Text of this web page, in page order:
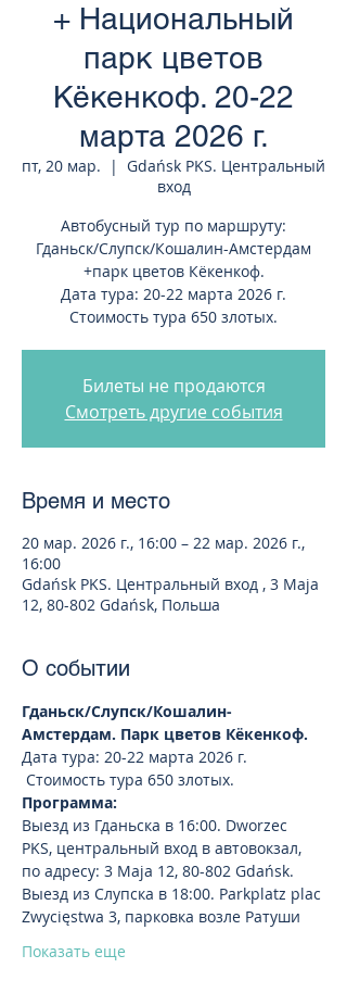
+ Национальный
парк цветов
Кёкенкоф. 20-22
марта 2026 г.
пт, 20 мар.
  |
Gdańsk PKS. Центральный
вход
Автобусный тур по маршруту:
Гданьск/Слупск/Кошалин-Амстердам
+парк цветов Кёкенкоф.
Дата тура: 20-22 марта 2026 г.
Стоимость тура 650 злотых.
Билеты не продаются
Смотреть другие события
Время и место
20 мар. 2026 г., 16:00 – 22 мар. 2026 г.,
16:00
Gdańsk PKS. Центральный вход , 3 Maja
12, 80-802 Gdańsk, Польша
О событии
Гданьск/Слупск/Кошалин-
Амстердам. Парк цветов Кёкенкоф.
Дата тура: 20-22 марта 2026 г.
Стоимость тура 650 злотых.
Программа:
Выезд из Гданьска в 16:00. Dworzec
PKS, центральный вход в автовокзал,
по адресу: 3 Maja 12, 80-802 Gdańsk.
Выезд из Слупска в 18:00. Parkplatz plac
Zwycięstwa 3, парковка возле Ратуши
Показать еще